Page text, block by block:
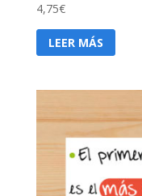
4,75€
LEER MÁS